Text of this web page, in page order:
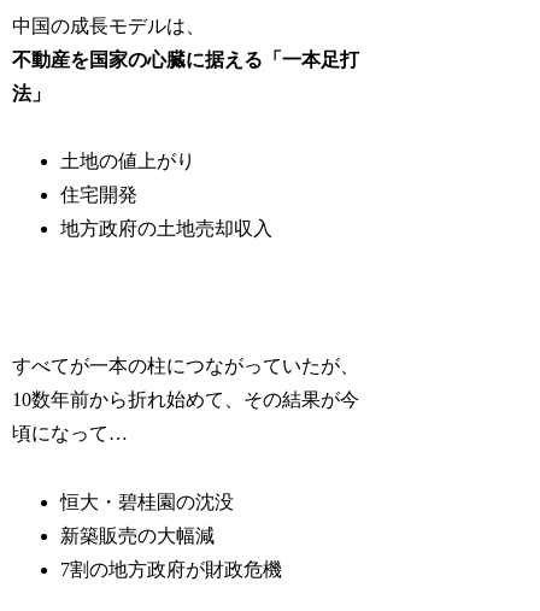
中国の成長モデルは、
不動産を国家の心臓に据える「一本足打
法」
土地の値上がり
住宅開発
地方政府の土地売却収入
すべてが一本の柱につながっていたが、
10数年前から折れ始めて、その結果が今
頃になって…
恒大・碧桂園の沈没
新築販売の大幅減
7割の地方政府が財政危機